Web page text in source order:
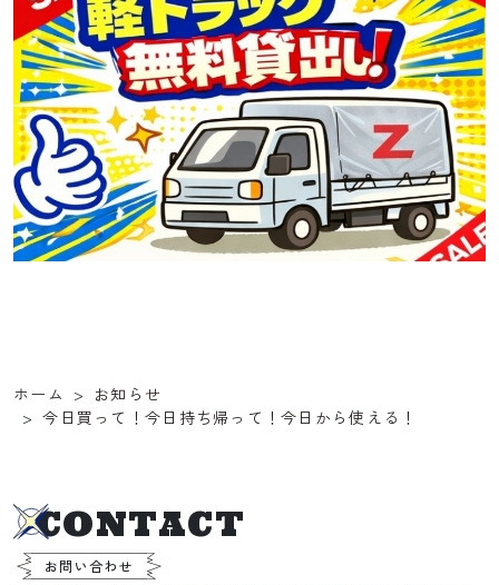
ホーム
お知らせ
今日買って！今日持ち帰って！今日から使える！
CONTACT
お問い合わせ